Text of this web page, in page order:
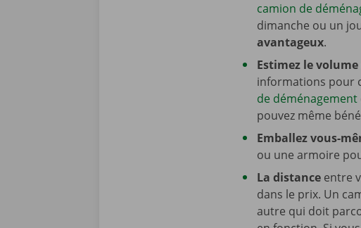
camion de
dimanche ou un
avantageux.
Estimez le
informations pour
de déménagement
pouvez même
Emballez vous-
ou une armoire
La distanceentre
dans le prix. Un
autre qui doit